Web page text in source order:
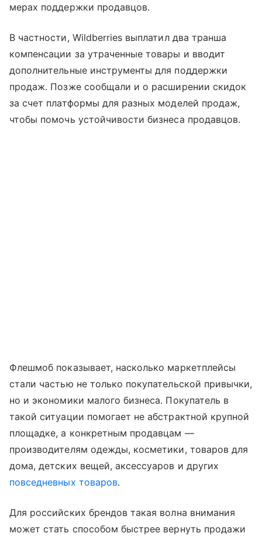
мерах поддержки продавцов.
В частности, Wildberries выплатил два транша
компенсации за утраченные товары и вводит
дополнительные инструменты для поддержки
продаж. Позже сообщали и о расширении скидок
за счет платформы для разных моделей продаж,
чтобы помочь устойчивости бизнеса продавцов.
Флешмоб показывает, насколько маркетплейсы
стали частью не только покупательской привычки,
но и экономики малого бизнеса. Покупатель в
такой ситуации помогает не абстрактной крупной
площадке, а конкретным продавцам —
производителям одежды, косметики, товаров для
дома, детских вещей, аксессуаров и других
повседневных товаров.
Для российских брендов такая волна внимания
может стать способом быстрее вернуть продажи